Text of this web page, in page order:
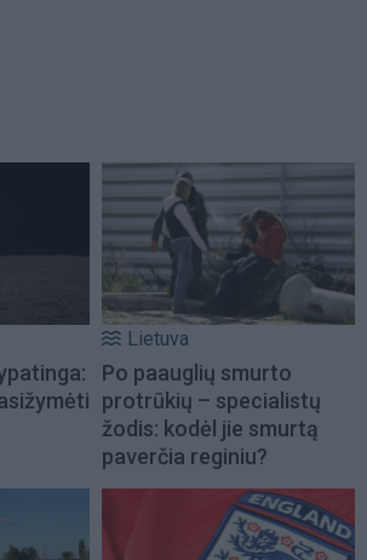
Lietuva
Po paauglių smurto
protrūkių – specialistų
žodis: kodėl jie smurtą
paverčia reginiu?